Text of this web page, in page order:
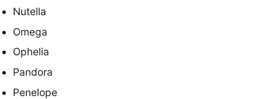
Nutella
Omega
Ophelia
Pandora
Penelope